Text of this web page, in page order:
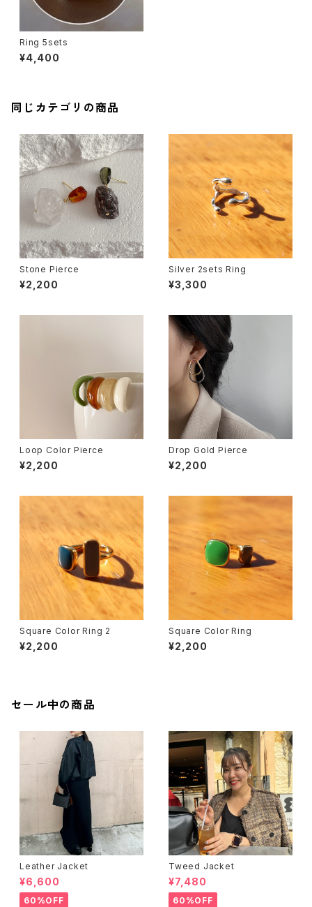
Ring 5sets
¥4,400
同じカテゴリの商品
Stone Pierce
¥2,200
Silver 2sets Ring
¥3,300
Loop Color Pierce
¥2,200
Drop Gold Pierce
¥2,200
Square Color Ring 2
¥2,200
Square Color Ring
¥2,200
セール中の商品
Leather Jacket
¥6,600
60%OFF
Tweed Jacket
¥7,480
60%OFF